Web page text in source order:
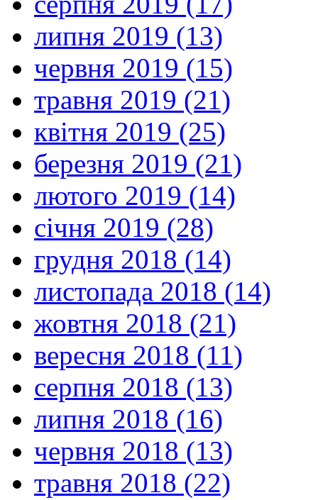
липня 2019 (13)
червня 2019 (15)
травня 2019 (21)
квітня 2019 (25)
березня 2019 (21)
лютого 2019 (14)
січня 2019 (28)
грудня 2018 (14)
листопада 2018 (14)
жовтня 2018 (21)
вересня 2018 (11)
серпня 2018 (13)
липня 2018 (16)
червня 2018 (13)
травня 2018 (22)